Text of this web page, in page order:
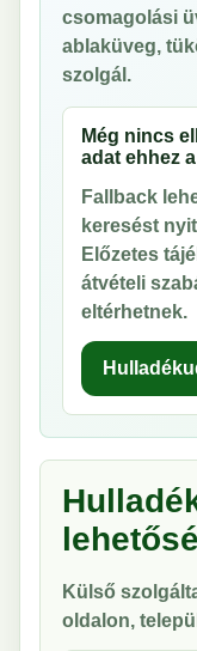
csomagolási
ablaküveg,
szolgál.
Még nincs
adat ehhez
Fallback
keresést
Előzetes
átvételi
eltérhetnek.
Külső
oldalon,